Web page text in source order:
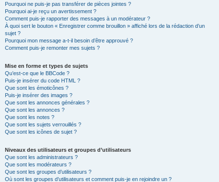
Pourquoi ne puis-je pas transférer de pièces jointes ?
Pourquoi ai-je reçu un avertissement ?
Comment puis-je rapporter des messages à un modérateur ?
À quoi sert le bouton « Enregistrer comme brouillon » affiché lors de la rédaction d’un
sujet ?
Pourquoi mon message a-t-il besoin d’être approuvé ?
Comment puis-je remonter mes sujets ?
Mise en forme et types de sujets
Qu’est-ce que le BBCode ?
Puis-je insérer du code HTML ?
Que sont les émoticônes ?
Puis-je insérer des images ?
Que sont les annonces générales ?
Que sont les annonces ?
Que sont les notes ?
Que sont les sujets verrouillés ?
Que sont les icônes de sujet ?
Niveaux des utilisateurs et groupes d’utilisateurs
Que sont les administrateurs ?
Que sont les modérateurs ?
Que sont les groupes d’utilisateurs ?
Où sont les groupes d’utilisateurs et comment puis-je en rejoindre un ?